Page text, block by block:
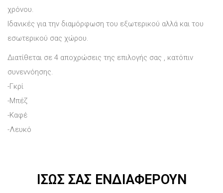
χρόνου.
Ιδανικές για την διαμόρφωση του εξωτερικού αλλά και του
εσωτερικού σας χώρου.
Διατίθεται σε 4 αποχρώσεις της επιλογής σας , κατόπιν
συνεννόησης.
-Γκρί
-Μπέζ
-Καφέ
-Λευκό
ΊΣΩΣ ΣΑΣ ΕΝΔΙΑΦΈΡΟΥΝ